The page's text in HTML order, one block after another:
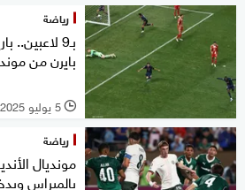
رياضة
بـ9
بايرن من
l 5 يوليو 2025
رياضة
مونديال
بالميراس